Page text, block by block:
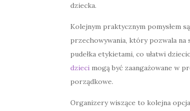
dziecka.
Kolejnym praktycznym pomysłem są
przechowywania, który pozwala na
pudełka etykietami, co ułatwi
dzieci mogą być zaangażowane w
porządkowe.
Organizery wiszące to kolejna